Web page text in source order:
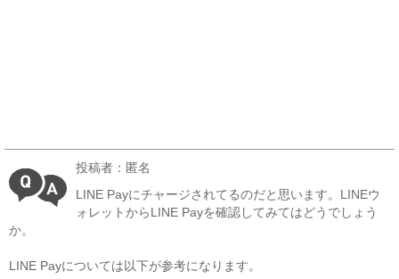
投稿者：匿名
LINE Payにチャージされてるのだと思います。LINEウ
ォレットからLINE Payを確認してみてはどうでしょう
か。
LINE Payについては以下が参考になります。